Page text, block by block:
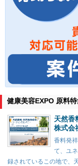
健康美容EXPO 原料
天然香
株式会
香料発
て、ユ
録されているこの地で、